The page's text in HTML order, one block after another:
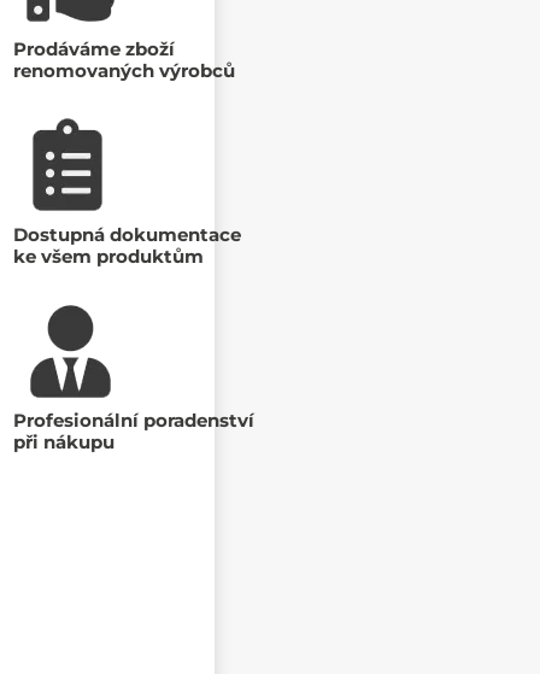
Prodáváme zboží
renomovaných výrobců
Dostupná dokumentace
ke všem produktům
Profesionální poradenství
při nákupu